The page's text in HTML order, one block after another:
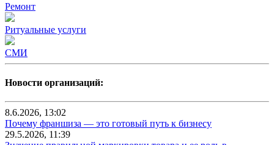
Ремонт
Ритуальные услуги
СМИ
Новости организаций:
8.6.2026, 13:02
Почему франшиза — это готовый путь к бизнесу
29.5.2026, 11:39